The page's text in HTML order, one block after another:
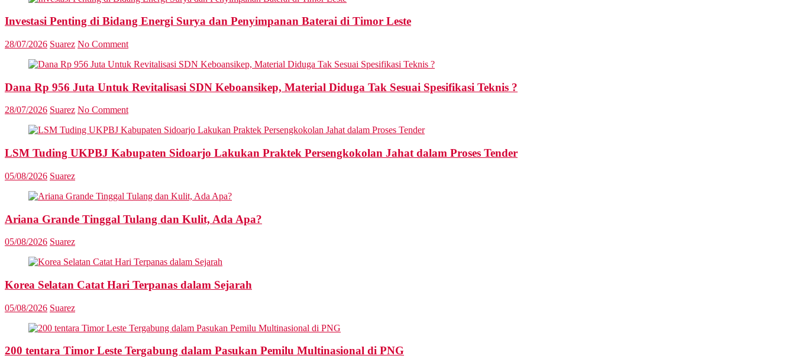
Investasi Penting di Bidang Energi Surya dan Penyimpanan Baterai di Timor Leste
28/07/2026 Suarez No Comment
Dana Rp 956 Juta Untuk Revitalisasi SDN Keboansikep, Material Diduga Tak Sesuai Spesifikasi Teknis ?
28/07/2026 Suarez No Comment
LSM Tuding UKPBJ Kabupaten Sidoarjo Lakukan Praktek Persengkokolan Jahat dalam Proses Tender
05/08/2026 Suarez
Ariana Grande Tinggal Tulang dan Kulit, Ada Apa?
05/08/2026 Suarez
Korea Selatan Catat Hari Terpanas dalam Sejarah
05/08/2026 Suarez
200 tentara Timor Leste Tergabung dalam Pasukan Pemilu Multinasional di PNG